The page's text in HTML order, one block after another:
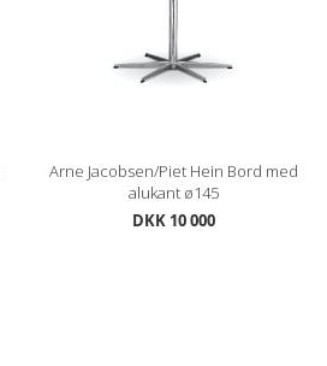
Arne Jacobsen/Piet Hein Bord med
alukant ø145
DKK 10 000